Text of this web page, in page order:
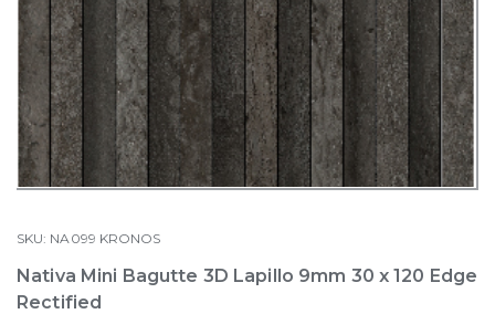
SKU: NA099 KRONOS
Nativa Mini Bagutte 3D Lapillo 9mm 30 x 120 Edge
Rectified